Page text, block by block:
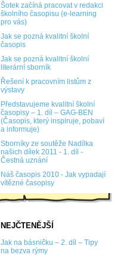
Šotek začíná pracovat v redakci
školního časopisu (e-learning
pro vás)
Jak se pozná kvalitní školní
časopis
Jak se pozná kvalitní školní
literární sborník
Řešení k pracovním listům z
výstavy
Představujeme kvalitní školní
časopisy – 1. díl – GAG-BEN
(Časopis, který inspiruje, pobaví
a informuje)
Sborníky ze soutěže Nadílka
našich dílek 2011 - 1. díl -
Čestná uznání
Náš časopis 2010 - Jak vypadají
vítězné časopisy
NEJČTENĚJŠÍ
Jak na básničku – 2. díl – Tipy
na bezva rýmy